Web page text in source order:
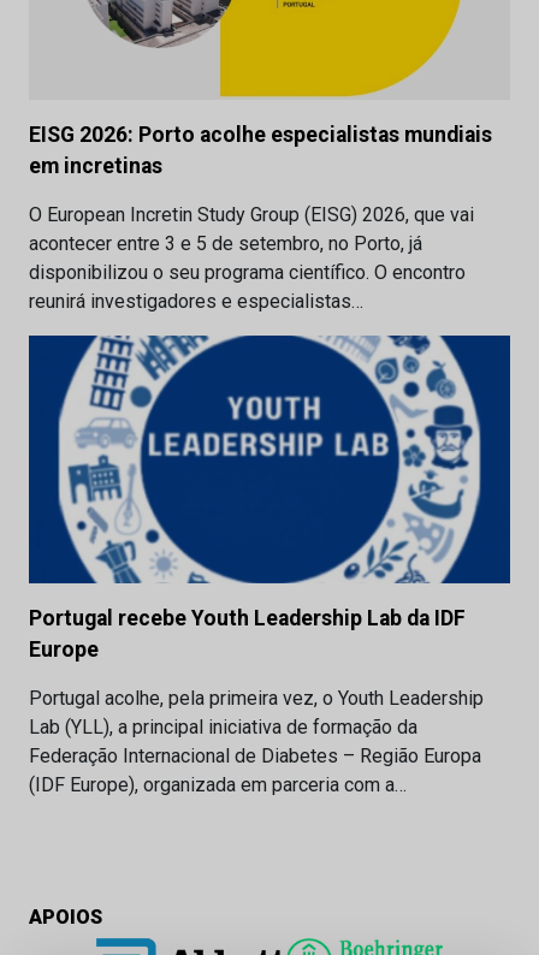
EISG 2026: Porto acolhe especialistas mundiais
em incretinas
O European Incretin Study Group (EISG) 2026, que vai
acontecer entre 3 e 5 de setembro, no Porto, já
disponibilizou o seu programa científico. O encontro
reunirá investigadores e especialistas…
Portugal recebe Youth Leadership Lab da IDF
Europe
Portugal acolhe, pela primeira vez, o Youth Leadership
Lab (YLL), a principal iniciativa de formação da
Federação Internacional de Diabetes – Região Europa
(IDF Europe), organizada em parceria com a…
APOIOS